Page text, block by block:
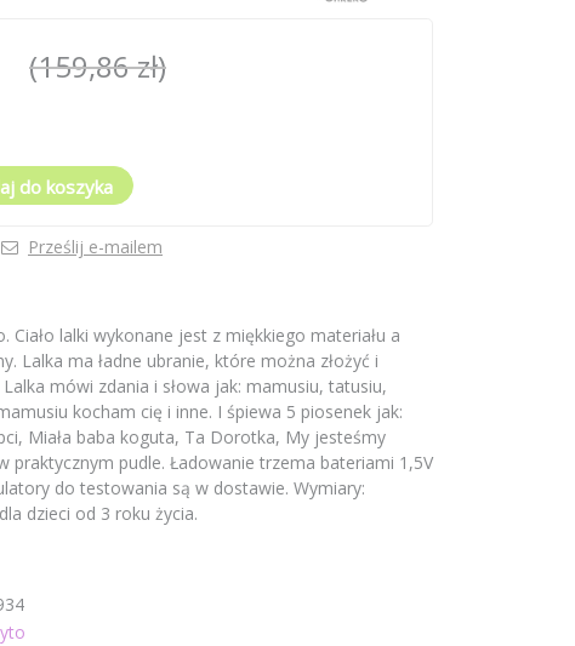
(159,86 zł)
do koszyka
Prześlij e-mailem
Ciało lalki wykonane jest z miękkiego materiału a
Lalka ma ładne ubranie, które można złożyć i
mówi zdania i słowa jak: mamusiu, tatusiu,
kocham cię i inne. I śpiewa 5 piosenek jak:
Miała baba koguta, Ta Dorotka, My jesteśmy
praktycznym pudle. Ładowanie trzema bateriami 1,5V
do testowania są w dostawie. Wymiary:
dzieci od 3 roku życia.